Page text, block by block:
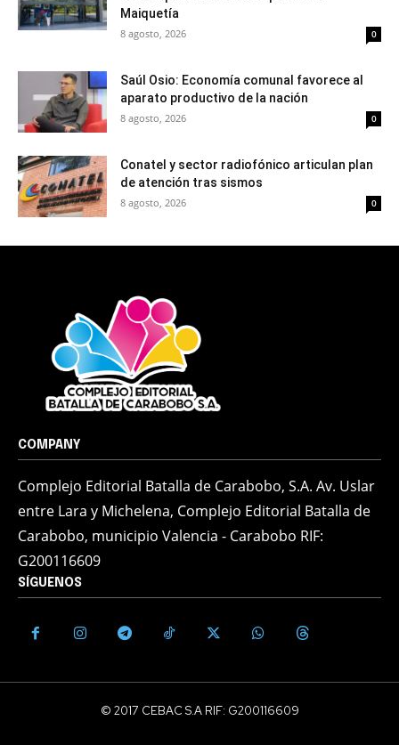
Maiquetía
8 agosto, 2026 0
Saúl Osio: Economía comunal favorece al
aparato productivo de la nación
8 agosto, 2026 0
Conatel y sector radiofónico articulan plan
de atención tras sismos
8 agosto, 2026 0
COMPANY
Complejo Editorial Batalla de Carabobo, S.A. Av. Uslar
entre Lara y Michelena, Complejo Editorial Batalla de
Carabobo, municipio Valencia - Carabobo RIF:
G200116609
SÍGUENOS
© 2017 CEBAC S.A RIF: G200116609